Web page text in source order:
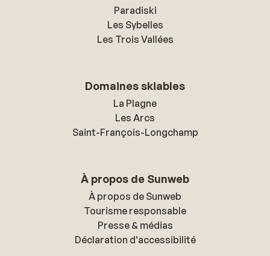
Paradiski
Les Sybelles
Les Trois Vallées
Domaines skiables
La Plagne
Les Arcs
Saint-François-Longchamp
À propos de Sunweb
À propos de Sunweb
Tourisme responsable
Presse & médias
Déclaration d'accessibilité